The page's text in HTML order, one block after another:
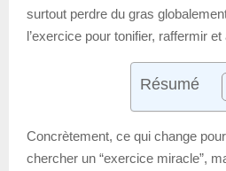
surtout perdre du gras
l’exercice pour tonifier, raffermir
Résumé
Concrètement, ce qui change
chercher un “exercice miracle”,